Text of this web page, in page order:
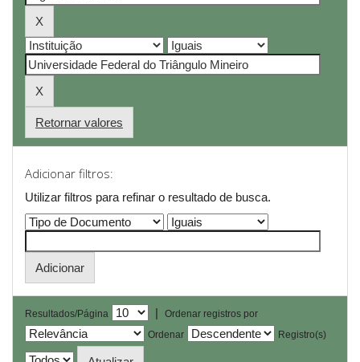
Retornar valores
Adicionar filtros:
Utilizar filtros para refinar o resultado de busca.
Resultados/Página |
Ordenar registros por
Ordenar
Registro(s)